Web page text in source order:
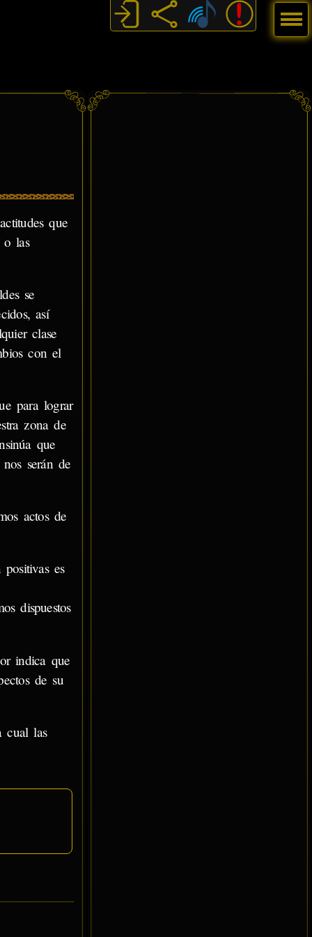
que
o las
se
así
clase
con el
para lograr
zona de
que
serán de
actos de
es
dispuestos
indica que
de su
cual las
Menú